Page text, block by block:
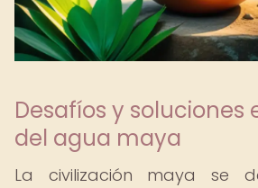
Desafíos y soluciones
del agua maya
La civilización maya se